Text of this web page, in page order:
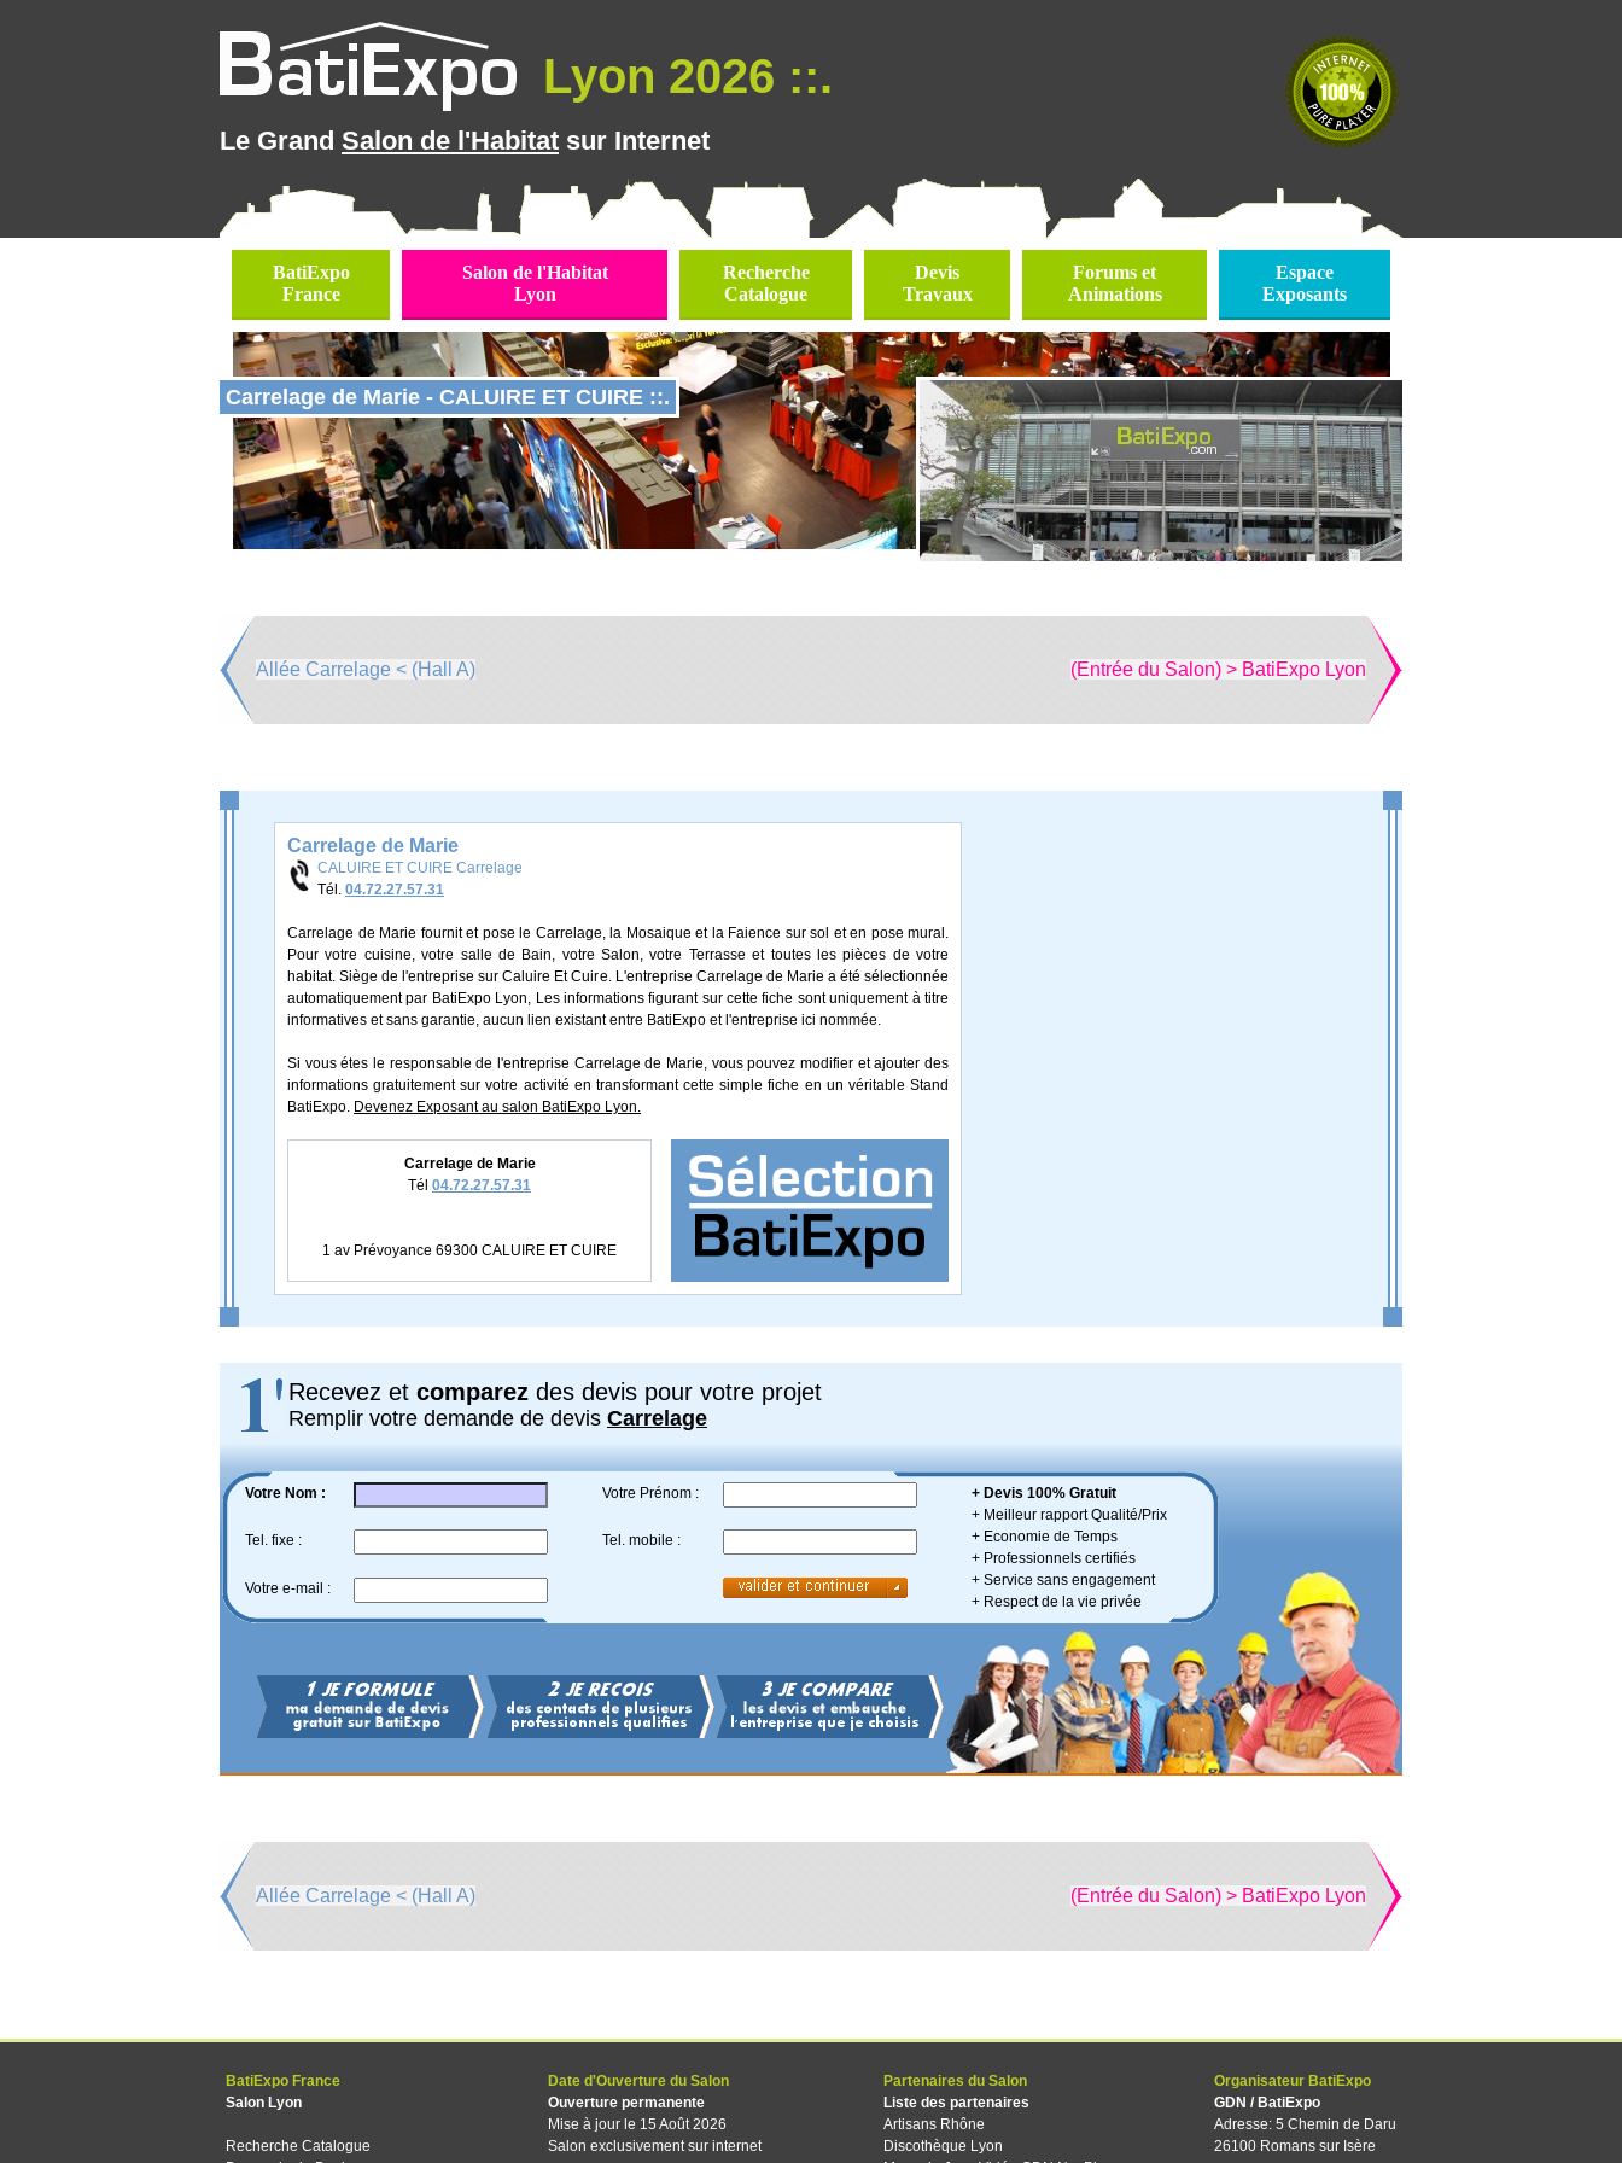
Lyon 2026 ::.
Le Grand Salon de l'Habitat sur Internet
BatiExpo
France
Salon de l'Habitat
Lyon
Recherche
Catalogue
Devis
Travaux
Forums et
Animations
Espace
Exposants
Carrelage de Marie - CALUIRE ET CUIRE ::.
Allée Carrelage < (Hall A) (Entrée du Salon) > BatiExpo Lyon
Carrelage de Marie
CALUIRE ET CUIRE Carrelage
Tél. 04.72.27.57.31
Carrelage de Marie fournit et pose le Carrelage, la Mosaique et la Faience sur sol et en pose mural.
Pour votre cuisine, votre salle de Bain, votre Salon, votre Terrasse et toutes les pièces de votre
habitat. Siège de l'entreprise sur Caluire Et Cuire. L'entreprise Carrelage de Marie a été sélectionnée
automatiquement par BatiExpo Lyon, Les informations figurant sur cette fiche sont uniquement à titre
informatives et sans garantie, aucun lien existant entre BatiExpo et l'entreprise ici nommée.
Si vous étes le responsable de l'entreprise Carrelage de Marie, vous pouvez modifier et ajouter des
informations gratuitement sur votre activité en transformant cette simple fiche en un véritable Stand
BatiExpo. Devenez Exposant au salon BatiExpo Lyon.
Carrelage de Marie
Tél 04.72.27.57.31
1 av Prévoyance 69300 CALUIRE ET CUIRE
Recevez et comparez des devis pour votre projet
Remplir votre demande de devis Carrelage
Votre Nom : Votre Prénom :
+ Devis 100% Gratuit
+ Meilleur rapport Qualité/Prix
+ Economie de Temps
+ Professionnels certifiés
+ Service sans engagement
+ Respect de la vie privée
Tel. fixe : Tel. mobile :
Votre e-mail :
Allée Carrelage < (Hall A) (Entrée du Salon) > BatiExpo Lyon
BatiExpo France
Salon Lyon
Recherche Catalogue
Date d'Ouverture du Salon
Ouverture permanente
Mise à jour le 15 Août 2026
Salon exclusivement sur internet
Partenaires du Salon
Liste des partenaires
Artisans Rhône
Discothèque Lyon
Organisateur BatiExpo
GDN / BatiExpo
Adresse: 5 Chemin de Daru
26100 Romans sur Isère